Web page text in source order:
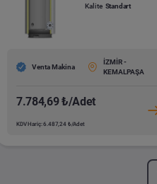
Kalite Standart
Venta Makina
İZMİR -
KEMALPAŞA
7.784,69 ₺/Adet
KDV Hariç: 6.487,24 ₺/Adet